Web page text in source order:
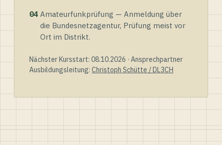
04 Amateurfunkprüfung — Anmeldung über
die Bundesnetzagentur, Prüfung meist vor
Ort im Distrikt.
Nächster Kursstart: 08.10.2026 · Ansprechpartner
Ausbildungsleitung: Christoph Schütte / DL3CH